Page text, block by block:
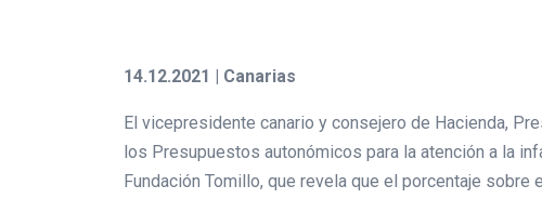
14.12.2021 | Canarias
El vicepresidente canario y consejero de Hacienda,
los Presupuestos autonómicos para la atención a la
Fundación Tomillo, que revela que el porcentaje